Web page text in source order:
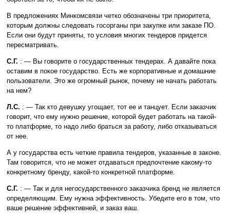
В предложениях Минкомсвязи четко обозначены три приоритета,
которым должны следовать госорганы при закупке или заказе ПО.
Если они будут приняты, то условия многих тендеров придется
пересматривать.
С.Г. : — Вы говорите о государственных тендерах. А давайте пока
оставим в покое государство. Есть же корпоративные и домашние
пользователи. Это же огромный рынок, почему не начать работать
на нем?
Л.С. : — Так кто девушку угощает, тот ее и танцует. Если заказчик
говорит, что ему нужно решение, которой будет работать на такой-
то платформе, то надо либо браться за работу, либо отказываться
от нее.
А у государства есть четкие правила тендеров, указанные в законе.
Там говорится, что не может отдаваться предпочтение какому-то
конкретному бренду, какой-то конкретной платформе.
С.Г. : — Так и для негосударственного заказчика бренд не является
определяющим. Ему нужна эффективность. Убедите его в том, что
ваше решение эффективней, и заказ ваш.